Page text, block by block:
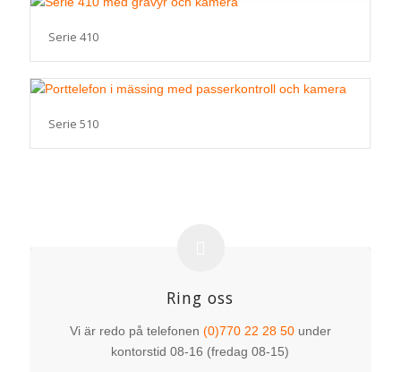
Serie 410
Serie 510
Ring oss
Vi är redo på telefonen (0)770 22 28 50under
kontorstid 08-16 (fredag 08-15)